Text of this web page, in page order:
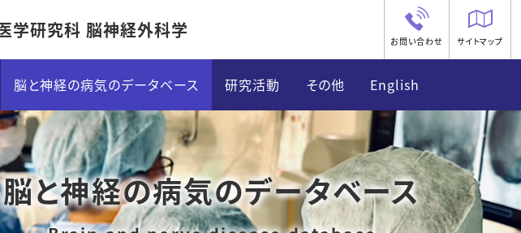
学研究科 脳神経外科学
ム
脳と神経の病気のデータベース
治療部門別情報
腫瘍性疾患
脳血管障害
研究活動
臨床研究の情報公開
論文
表彰・受賞
その他
対談特集
訓練用内視鏡 下町スコープの開
事務局案内
English
Welcome Message
Faculty member
お問い合わせ サイトマップ
脳と神経の病気のデータベース